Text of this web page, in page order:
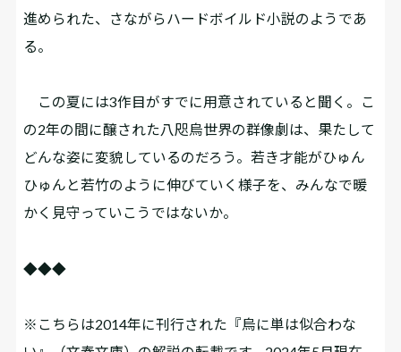
進められた、さながらハードボイルド小説のようであ
る。
この夏には3作目がすでに用意されていると聞く。こ
の2年の間に醸された八咫烏世界の群像劇は、果たして
どんな姿に変貌しているのだろう。若き才能がひゅん
ひゅんと若竹のように伸びていく様子を、みんなで暖
かく見守っていこうではないか。
◆◆◆
※こちらは2014年に刊行された『烏に単は似合わな